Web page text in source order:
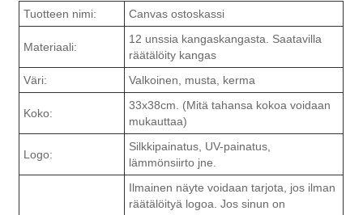
Tuotteen nimi: Canvas ostoskassi
Materiaali:
12 unssia kangaskangasta. Saatavilla
räätälöity kangas
Väri:
Valkoinen, musta, kerma
Koko:
33x38cm. (Mitä tahansa kokoa voidaan
mukauttaa)
Logo:
Silkkipainatus, UV-painatus,
lämmönsiirto jne.
Ilmainen näyte voidaan tarjota, jos ilman
räätälöityä logoa. Jos sinun on